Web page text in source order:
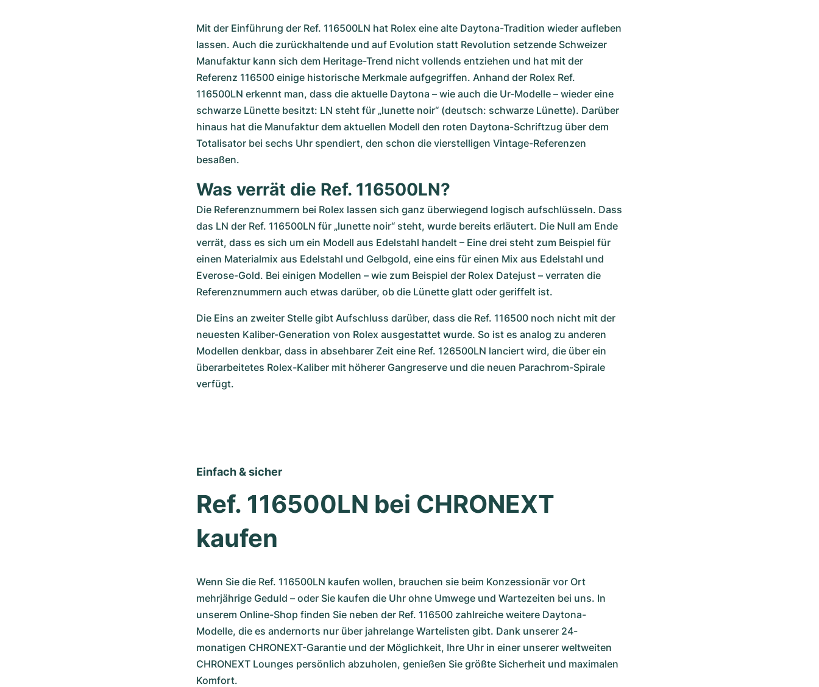
Mit der Einführung der Ref. 116500LN hat Rolex eine alte Daytona-Tradition wieder aufleben
lassen. Auch die zurückhaltende und auf Evolution statt Revolution setzende Schweizer
Manufaktur kann sich dem Heritage-Trend nicht vollends entziehen und hat mit der
Referenz 116500 einige historische Merkmale aufgegriffen. Anhand der Rolex Ref.
116500LN erkennt man, dass die aktuelle Daytona – wie auch die Ur-Modelle – wieder eine
schwarze Lünette besitzt: LN steht für „lunette noir“ (deutsch: schwarze Lünette). Darüber
hinaus hat die Manufaktur dem aktuellen Modell den roten Daytona-Schriftzug über dem
Totalisator bei sechs Uhr spendiert, den schon die vierstelligen Vintage-Referenzen
besaßen.
Was verrät die Ref. 116500LN?
Die Referenznummern bei Rolex lassen sich ganz überwiegend logisch aufschlüsseln. Dass
das LN der Ref. 116500LN für „lunette noir“ steht, wurde bereits erläutert. Die Null am Ende
verrät, dass es sich um ein Modell aus Edelstahl handelt – Eine drei steht zum Beispiel für
einen Materialmix aus Edelstahl und Gelbgold, eine eins für einen Mix aus Edelstahl und
Everose-Gold. Bei einigen Modellen – wie zum Beispiel der Rolex Datejust – verraten die
Referenznummern auch etwas darüber, ob die Lünette glatt oder geriffelt ist.
Die Eins an zweiter Stelle gibt Aufschluss darüber, dass die Ref. 116500 noch nicht mit der
neuesten Kaliber-Generation von Rolex ausgestattet wurde. So ist es analog zu anderen
Modellen denkbar, dass in absehbarer Zeit eine Ref. 126500LN lanciert wird, die über ein
überarbeitetes Rolex-Kaliber mit höherer Gangreserve und die neuen Parachrom-Spirale
verfügt.
Einfach & sicher
Ref. 116500LN bei CHRONEXT
kaufen
Wenn Sie die Ref. 116500LN kaufen wollen, brauchen sie beim Konzessionär vor Ort
mehrjährige Geduld – oder Sie kaufen die Uhr ohne Umwege und Wartezeiten bei uns. In
unserem Online-Shop finden Sie neben der Ref. 116500 zahlreiche weitere Daytona-
Modelle, die es andernorts nur über jahrelange Wartelisten gibt. Dank unserer 24-
monatigen CHRONEXT-Garantie und der Möglichkeit, Ihre Uhr in einer unserer weltweiten
CHRONEXT Lounges persönlich abzuholen, genießen Sie größte Sicherheit und maximalen
Komfort.